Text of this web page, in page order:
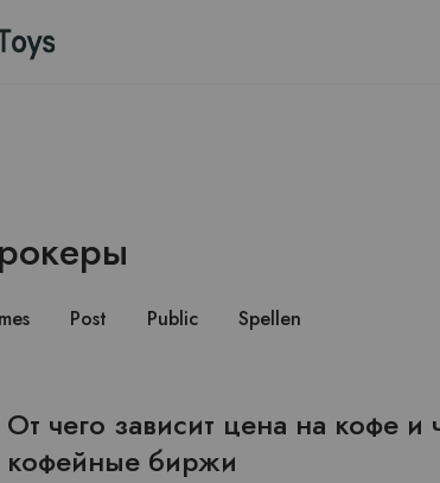
Post Public Spellen
От чего зависит цена на кофе и
кофейные биржи